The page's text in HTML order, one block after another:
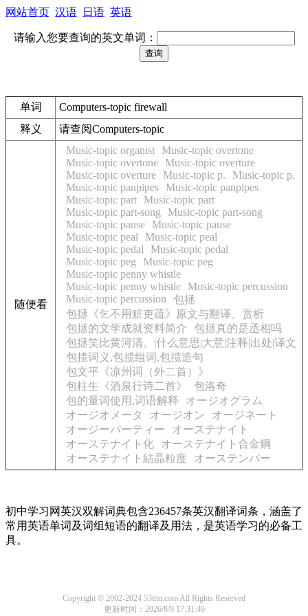
网站首页 汉语 日语 英语
请输入您要查询的英文单词：
单词
Computers-topic firewall
释义
请查阅Computers-topic
随便看
Music-topic organist
Music-topic overtone
Music-topic overtone
Music-topic overture
Music-topic overture
Music-topic p.
Music-topic p.
Music-topic panpipes
Music-topic panpipes
Music-topic part
Music-topic part
Music-topic part-song
Music-topic part-song
Music-topic pause
Music-topic pause
Music-topic peal
Music-topic peal
Music-topic pedal
Music-topic pedal
Music-topic peg
Music-topic peg
Music-topic penny whistle
Music-topic penny whistle
Music-topic percussion
Music-topic percussion
包拯
包拯《乞不用赃吏疏》原文与翻译、赏析
包拯的文学成就资料简介
包拯真的是丞相吗
包拯笑比黄河清。|什么意思|大意|注释|出处|译文
包揽词义,包揽组词,包揽造句
包文平《凉州词（外二首）》
包柱生《酒泉行诗二首》
包洛奇
包的量词使用,词语解释
オージオグラム
オージオメータ
オージオン
オージネート
オージーパーティー
オーステナイト
オーステナイト化
オーステナイト合金鋼
オーステナイト結晶粒度
オーステンパー
初中学习网英汉双解词典包含236457条英汉翻译词条，涵盖了
常用英语单词及词组短语的翻译及用法，是英语学习的必备工
具。
Copyright © 2002-2024 53thu.com All Rights Reserved
更新时间：2026/8/9 17:31:46